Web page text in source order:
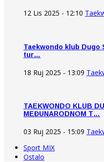
12 Lis 2025 - 12:10
Taekwondo klub Dugo
tur…
18 Ruj 2025 - 13:09
TAEKWONDO KLUB
MEĐUNARODNOM T…
03 Ruj 2025 - 15:09
Sport MIX
Ostalo